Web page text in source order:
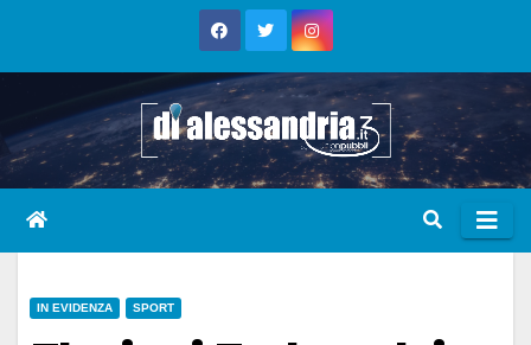
IN EVIDENZA SPORT